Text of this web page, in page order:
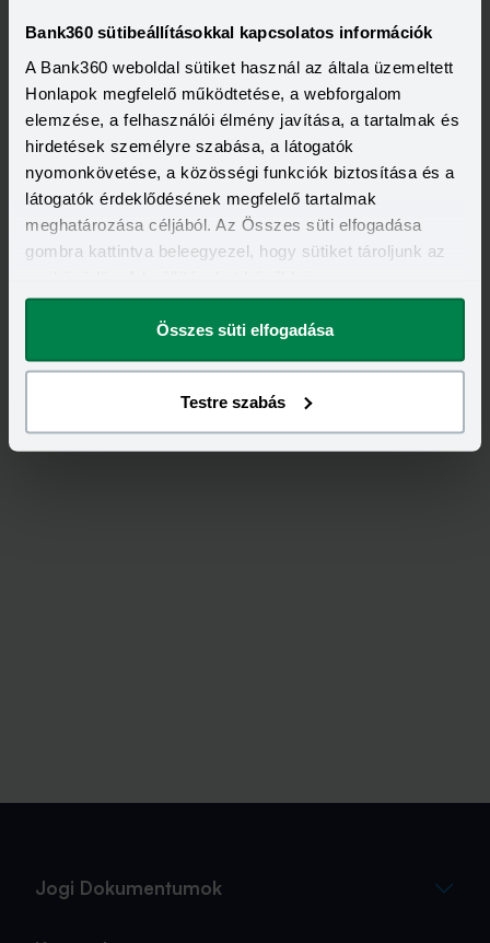
Bank360 sütibeállításokkal kapcsolatos információk
A Bank360 weboldal sütiket használ az általa üzemeltett
Honlapok megfelelő működtetése, a webforgalom
elemzése, a felhasználói élmény javítása, a tartalmak és
hirdetések személyre szabása, a látogatók
nyomonkövetése, a közösségi funkciók biztosítása és a
látogatók érdeklődésének megfelelő tartalmak
meghatározása céljából. Az Összes süti elfogadása
gombra kattintva beleegyezel, hogy sütiket tároljunk az
megváltoztathatod.
Összes süti elfogadása
Testre szabás
Értékeldaz Allianz-ot!
Jogi Dokumentumok